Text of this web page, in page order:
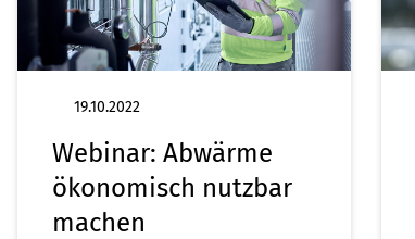
19.10.2022
Webinar: Abwärme
ökonomisch nutzbar
machen